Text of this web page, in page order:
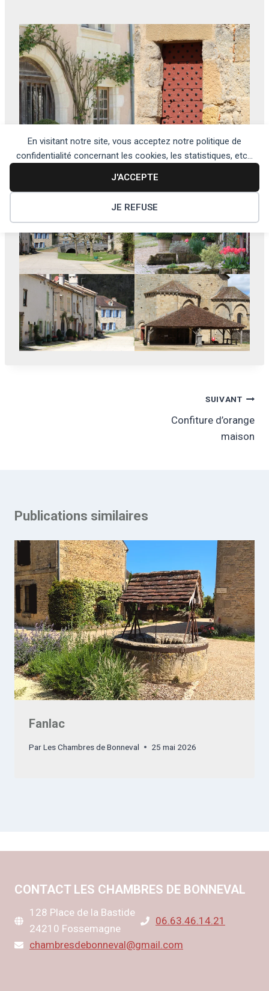
En visitant notre site, vous acceptez notre politique de
confidentialité concernant les cookies, les statistiques, etc...
J'ACCEPTE
JE REFUSE
SUIVANT
Confiture d’orange
maison
Publications similaires
Fanlac
ParLes Chambres de Bonneval 25 mai 2026
CONTACT LES CHAMBRES DE BONNEVAL
128 Place de la Bastide
24210 Fossemagne
06.63.46.14.21
chambresdebonneval@gmail.com